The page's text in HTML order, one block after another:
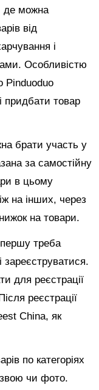
де можна
від
і
Особливістю
Pinduoduo
придбати товар
брати участь у
за самостійну
в цьому
на інших, через
на товари.
треба
зареєструватися.
для реєстрації
реєстрації
China, як
по категоріях
чи фото.